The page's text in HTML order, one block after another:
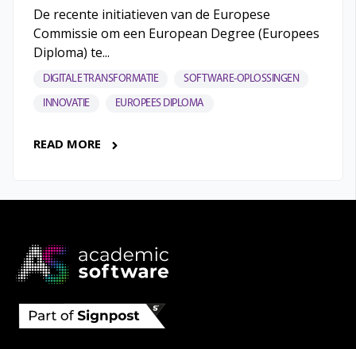
De recente initiatieven van de Europese
Commissie om een European Degree (Europees
Diploma) te...
DIGITALE TRANSFORMATIE SOFTWARE-OPLOSSINGEN
INNOVATIE EUROPEES DIPLOMA
READ MORE